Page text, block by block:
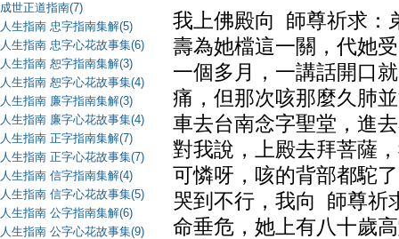
成世正道指南(7)
人生指南 忠字指南集解(5)
人生指南 忠字心花故事集(6)
人生指南 恕字指南集解(3)
人生指南 恕字心花故事集(4)
人生指南 廉字指南集解(3)
人生指南 廉字心花故事集(4)
人生指南 正字指南集解(7)
人生指南 正字心花故事集(7)
人生指南 信字指南集解(4)
人生指南 信字心花故事集(5)
人生指南 公字指南集解(6)
人生指南 公字心花故事集(9)
我上佛殿向 師尊祈求：
壽為她檔這一關，代她
一個多月，一講話開口
痛，但那次咳那麼久肺
車去台南念字聖堂，進
對我說，上殿去拜菩薩
可憐呀，咳的背部都駝
哭到不行，我向 師尊祈
命垂危，她上有八十歲